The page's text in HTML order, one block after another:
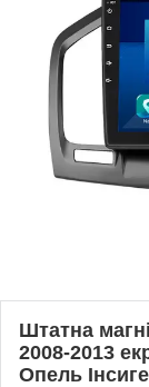
Штатна
2008-2013
Опель